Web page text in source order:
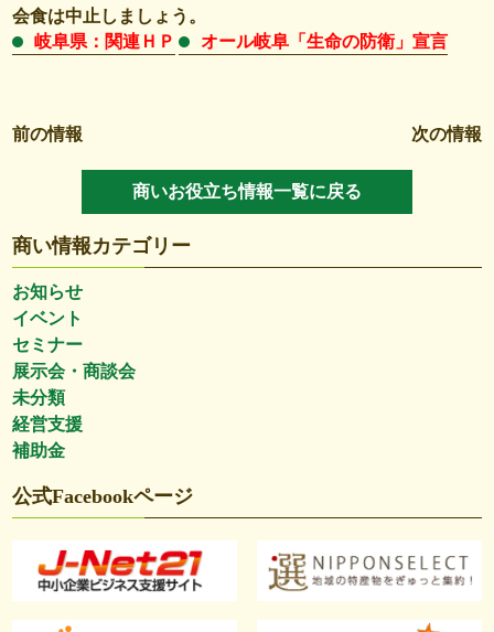
会食は中止しましょう。
岐阜県：関連ＨＰ
オール岐阜「生命の防衛」宣言
前の情報 次の情報
商いお役立ち情報一覧に戻る
商い情報カテゴリー
お知らせ
イベント
セミナー
展示会・商談会
未分類
経営支援
補助金
公式Facebookページ